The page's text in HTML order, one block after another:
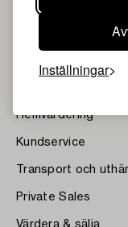
Inställningar
Kontakta våra
Hemvärdering
Kundservice
Transport och
Private Sales
Värdera & sälja